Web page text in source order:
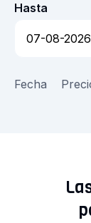
Hasta
Fecha